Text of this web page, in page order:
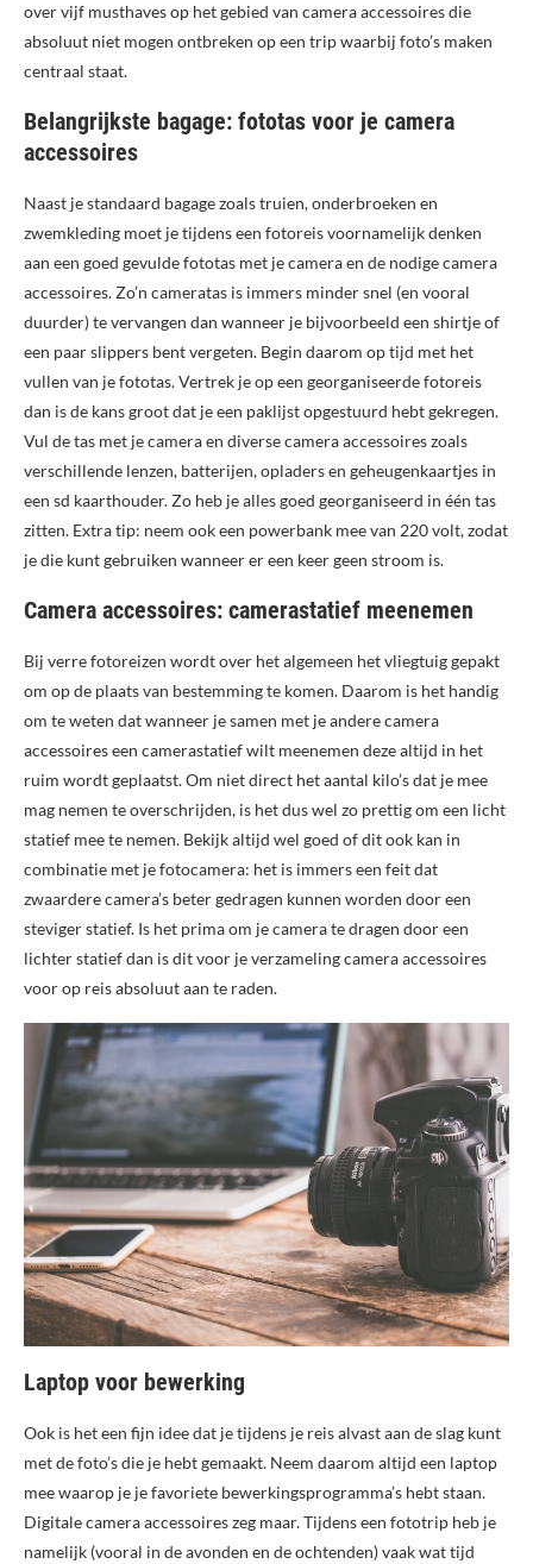
over vijf musthaves op het gebied van camera accessoires die
absoluut niet mogen ontbreken op een trip waarbij foto’s maken
centraal staat.
Belangrijkste bagage: fototas voor je camera
accessoires
Naast je standaard bagage zoals truien, onderbroeken en
zwemkleding moet je tijdens een fotoreis voornamelijk denken
aan een goed gevulde fototas met je camera en de nodige camera
accessoires. Zo’n cameratas is immers minder snel (en vooral
duurder) te vervangen dan wanneer je bijvoorbeeld een shirtje of
een paar slippers bent vergeten. Begin daarom op tijd met het
vullen van je fototas. Vertrek je op een georganiseerde fotoreis
dan is de kans groot dat je een paklijst opgestuurd hebt gekregen.
Vul de tas met je camera en diverse camera accessoires zoals
verschillende lenzen, batterijen, opladers en geheugenkaartjes in
een sd kaarthouder. Zo heb je alles goed georganiseerd in één tas
zitten. Extra tip: neem ook een powerbank mee van 220 volt, zodat
je die kunt gebruiken wanneer er een keer geen stroom is.
Camera accessoires: camerastatief meenemen
Bij verre fotoreizen wordt over het algemeen het vliegtuig gepakt
om op de plaats van bestemming te komen. Daarom is het handig
om te weten dat wanneer je samen met je andere camera
accessoires een camerastatief wilt meenemen deze altijd in het
ruim wordt geplaatst. Om niet direct het aantal kilo’s dat je mee
mag nemen te overschrijden, is het dus wel zo prettig om een licht
statief mee te nemen. Bekijk altijd wel goed of dit ook kan in
combinatie met je fotocamera: het is immers een feit dat
zwaardere camera’s beter gedragen kunnen worden door een
steviger statief. Is het prima om je camera te dragen door een
lichter statief dan is dit voor je verzameling camera accessoires
voor op reis absoluut aan te raden.
Laptop voor bewerking
Ook is het een fijn idee dat je tijdens je reis alvast aan de slag kunt
met de foto’s die je hebt gemaakt. Neem daarom altijd een laptop
mee waarop je je favoriete bewerkingsprogramma’s hebt staan.
Digitale camera accessoires zeg maar. Tijdens een fototrip heb je
namelijk (vooral in de avonden en de ochtenden) vaak wat tijd